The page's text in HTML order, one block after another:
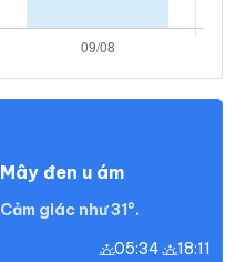
Mây đen u ám
Cảm giác như 31°.
05:34 18:11